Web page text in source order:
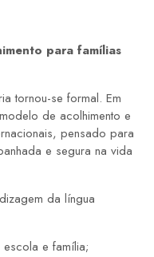
para famílias
tornou-se formal. Em
de acolhimento e
pensado para
e segura na vida
da língua
e família;